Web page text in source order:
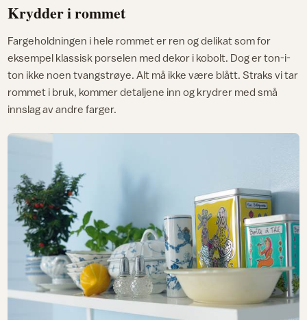
Krydder i rommet
Fargeholdningen i hele rommet er ren og delikat som for
eksempel klassisk porselen med dekor i kobolt. Dog er ton-i-
ton ikke noen tvangstrøye. Alt må ikke være blått. Straks vi tar
rommet i bruk, kommer detaljene inn og krydrer med små
innslag av andre farger.